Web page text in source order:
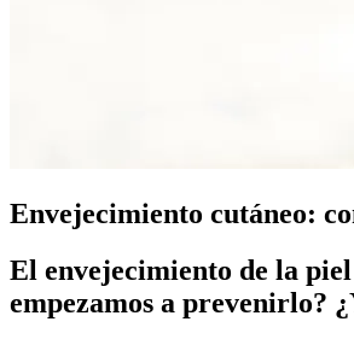
Envejecimiento cutáneo:
El envejecimiento de la
empezamos a prevenirlo?